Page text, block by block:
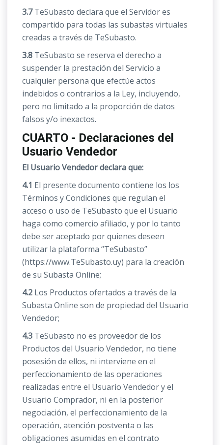
3.7TeSubasto declara que el Servidor es
compartido para todas las subastas virtuales
creadas a través de TeSubasto.
3.8 TeSubasto se reserva el derecho a
suspender la prestación del Servicio a
cualquier persona que efectúe actos
indebidos o contrarios a la Ley, incluyendo,
pero no limitado a la proporción de datos
falsos y/o inexactos.
CUARTO - Declaraciones del
Usuario Vendedor
El Usuario Vendedor declara que:
4.1 El presente documento contiene los los
Términos y Condiciones que regulan el
acceso o uso de TeSubasto que el Usuario
haga como comercio afiliado, y por lo tanto
debe ser aceptado por quienes deseen
utilizar la plataforma “TeSubasto”
(https://www.TeSubasto.uy) para la creación
de su Subasta Online;
4.2 Los Productos ofertados a través de la
Subasta Online son de propiedad del Usuario
Vendedor;
4.3 TeSubasto no es proveedor de los
Productos del Usuario Vendedor, no tiene
posesión de ellos, ni interviene en el
perfeccionamiento de las operaciones
realizadas entre el Usuario Vendedor y el
Usuario Comprador, ni en la posterior
negociación, el perfeccionamiento de la
operación, atención postventa o las
obligaciones asumidas en el contrato